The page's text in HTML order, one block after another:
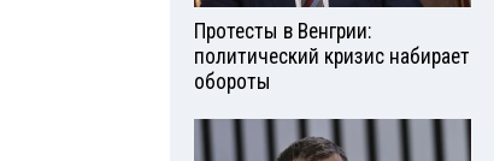
Протесты в Венгрии:
политический кризис набирает
обороты